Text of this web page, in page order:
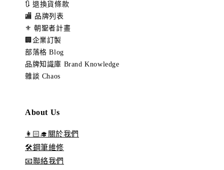
🔃 退換貨條款
🏬 品牌列表
⚜️ 朝聖者計畫
🏢企業訂製
部落格 Blog
品牌知識庫 Brand Knowledge
雜談 Chaos
About Us
👩🏻‍🎓關於我們
🛠️鋼筆維修
📧聯絡我們